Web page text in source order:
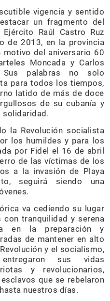
vigencia y sentido
un fragmento del
Raúl Castro Ruz
de 2013, en la provincia
motivo del aniversario 60
Moncada y Carlos
Sus palabras no solo
para todos los tiempos,
latido de más de doce
de su cubanía y
solidaridad.
la Revolución socialista
los humildes y para los
por Fidel el 16 de abril
de las víctimas de los
a la invasión de Playa
seguirá siendo una
va cediendo su lugar
con tranquilidad y serena
en la preparación y
de mantener en alto
y el socialismo,
sus vidas
y revolucionarios,
que se rebelaron
nuestros días.